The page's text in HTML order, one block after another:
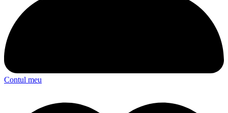
Contul meu